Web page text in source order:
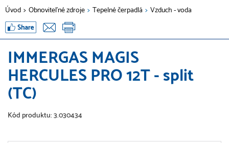
Úvod > Obnoviteľné zdroje > Tepelné čerpadlá > Vzduch - voda
IMMERGAS MAGIS
HERCULES PRO 12T - split
(TC)
Kód produktu: 3.030434